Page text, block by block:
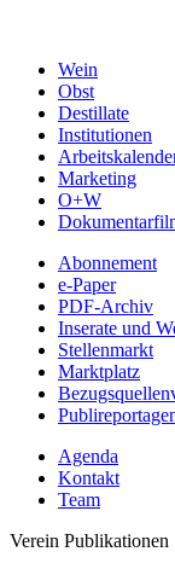
Wein
Obst
Destillate
Institutionen
Marketing
O+W
Abonnement
e-Paper
PDF-Archiv
Inserate und
Stellenmarkt
Marktplatz
Agenda
Kontakt
Team
Verein Publikationen